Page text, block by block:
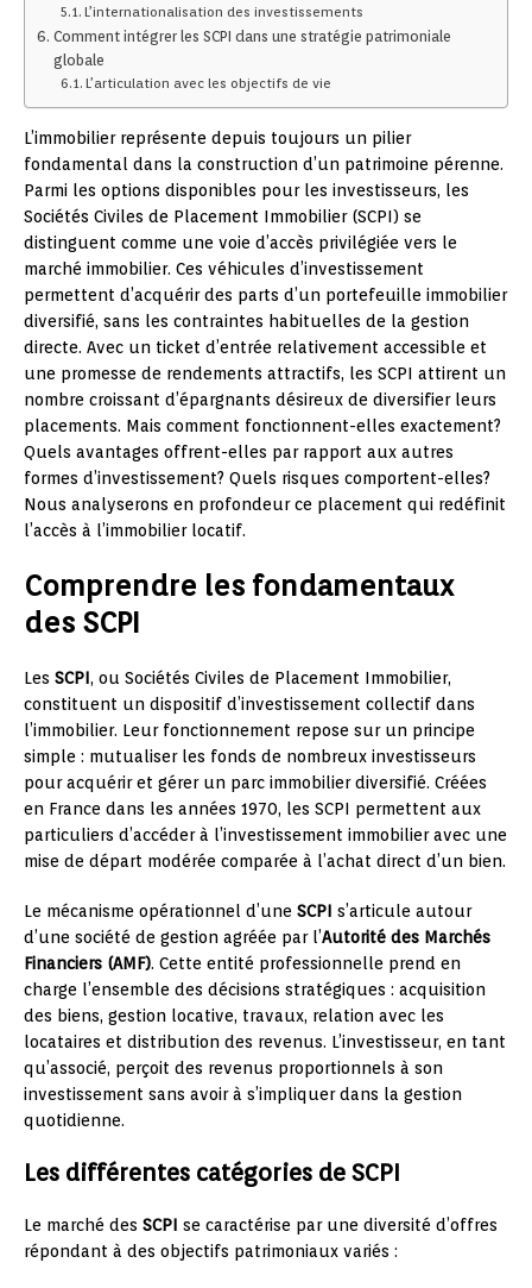
L’internationalisation des investissements
Comment intégrer les SCPI dans une stratégie patrimoniale
globale
L’articulation avec les objectifs de vie
L’immobilier représente depuis toujours un pilier
fondamental dans la construction d’un patrimoine pérenne.
Parmi les options disponibles pour les investisseurs, les
Sociétés Civiles de Placement Immobilier (SCPI) se
distinguent comme une voie d’accès privilégiée vers le
marché immobilier. Ces véhicules d’investissement
permettent d’acquérir des parts d’un portefeuille immobilier
diversifié, sans les contraintes habituelles de la gestion
directe. Avec un ticket d’entrée relativement accessible et
une promesse de rendements attractifs, les SCPI attirent un
nombre croissant d’épargnants désireux de diversifier leurs
placements. Mais comment fonctionnent-elles exactement?
Quels avantages offrent-elles par rapport aux autres
formes d’investissement? Quels risques comportent-elles?
Nous analyserons en profondeur ce placement qui redéfinit
l’accès à l’immobilier locatif.
Comprendre les fondamentaux
des SCPI
Les SCPI, ou Sociétés Civiles de Placement Immobilier,
constituent un dispositif d’investissement collectif dans
l’immobilier. Leur fonctionnement repose sur un principe
simple : mutualiser les fonds de nombreux investisseurs
pour acquérir et gérer un parc immobilier diversifié. Créées
en France dans les années 1970, les SCPI permettent aux
particuliers d’accéder à l’investissement immobilier avec une
mise de départ modérée comparée à l’achat direct d’un bien.
Le mécanisme opérationnel d’une SCPI s’articule autour
d’une société de gestion agréée par l’Autorité des Marchés
Financiers (AMF). Cette entité professionnelle prend en
charge l’ensemble des décisions stratégiques : acquisition
des biens, gestion locative, travaux, relation avec les
locataires et distribution des revenus. L’investisseur, en tant
qu’associé, perçoit des revenus proportionnels à son
investissement sans avoir à s’impliquer dans la gestion
quotidienne.
Les différentes catégories de SCPI
Le marché des SCPI se caractérise par une diversité d’offres
répondant à des objectifs patrimoniaux variés :